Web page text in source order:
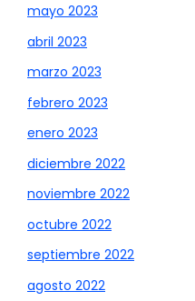
mayo 2023
abril 2023
marzo 2023
febrero 2023
enero 2023
diciembre 2022
noviembre 2022
octubre 2022
septiembre 2022
agosto 2022